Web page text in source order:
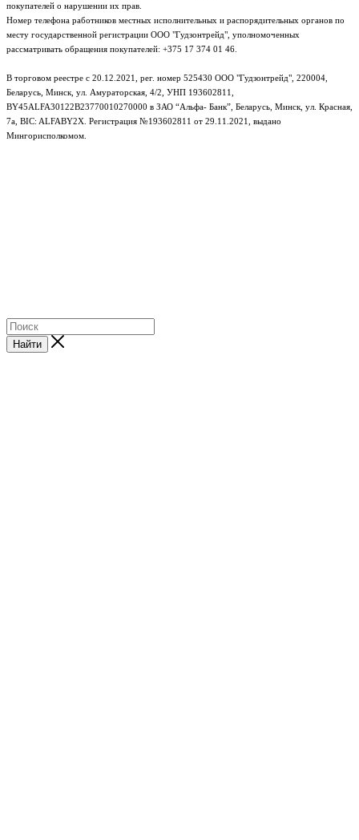
покупателей о нарушении их прав.
Номер телефона работников местных исполнительных и распорядительных органов по
месту государственной регистрации ООО "Гудзонтрейд", уполномоченных
рассматривать обращения покупателей: +375 17 374 01 46.
В торговом реестре с 20.12.2021, рег. номер 525430 ООО "Гудзонтрейд", 220004,
Беларусь, Минск, ул. Амураторская, 4/2, УНП 193602811,
BY45ALFA30122B23770010270000 в ЗАО “Альфа- Банк”, Беларусь, Минск, ул. Красная,
7а, BIC: ALFABY2X. Регистрация №193602811 от 29.11.2021, выдано
Мингорисполкомом.
Найти